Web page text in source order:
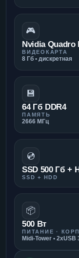
🎮
Nvidia Quadro
ВИДЕОКАРТА
8 Гб • дискретная
💾
64 Гб DDR4
ПАМЯТЬ
2666 МГц
💿
SSD 500 Гб +
SSD + HDD
📦
500 Вт
ПИТАНИЕ ·
Midi-Tower • 2xUSB